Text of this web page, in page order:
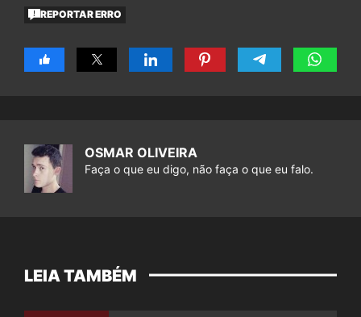
REPORTAR ERRO
OSMAR OLIVEIRA
Faça o que eu digo, não faça o que eu falo.
LEIA TAMBÉM